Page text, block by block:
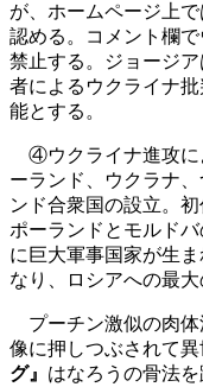
が、ホームページ上
認める。コメント欄
禁止する。ジョージ
者によるウクライナ
能とする。
④ウクライナ進攻に
ーランド、ウクラナ
ンド合衆国の設立。
ポーランドとモルド
に巨大軍事国家が生
なり、ロシアへの最大
プーチン激似の肉体
像に押しつぶされて
グ』 はなろうの骨法